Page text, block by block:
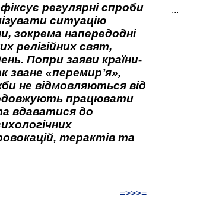
регулярні спроби
ситуацію
зокрема напередодні
релігійних свят,
Попри заяви країни-
зване «перемир’я»,
не відмовляються від
працювати
вдаватися до
терактів та
=>>>=
...